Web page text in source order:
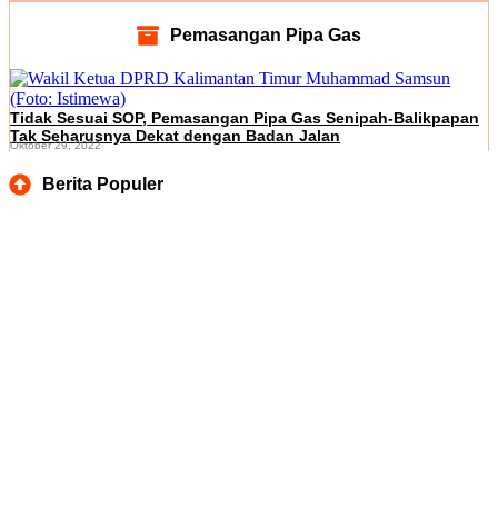
Pemasangan Pipa Gas
Tidak Sesuai SOP, Pemasangan Pipa Gas Senipah-Balikpapan
Tak Seharusnya Dekat dengan Badan Jalan
Oktober 29, 2022
Berita Populer